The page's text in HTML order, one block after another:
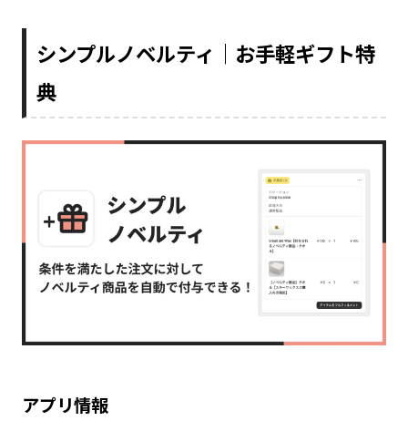
シンプルノベルティ｜お手軽ギフト特
典
アプリ情報